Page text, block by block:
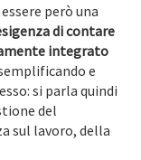
però una
di contare
integrato
e
si parla quindi
del
sul lavoro, della